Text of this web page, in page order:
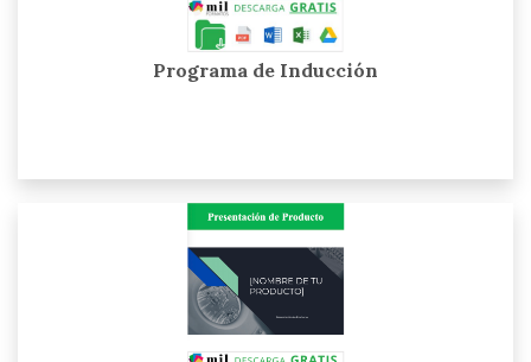
Programa de Inducción